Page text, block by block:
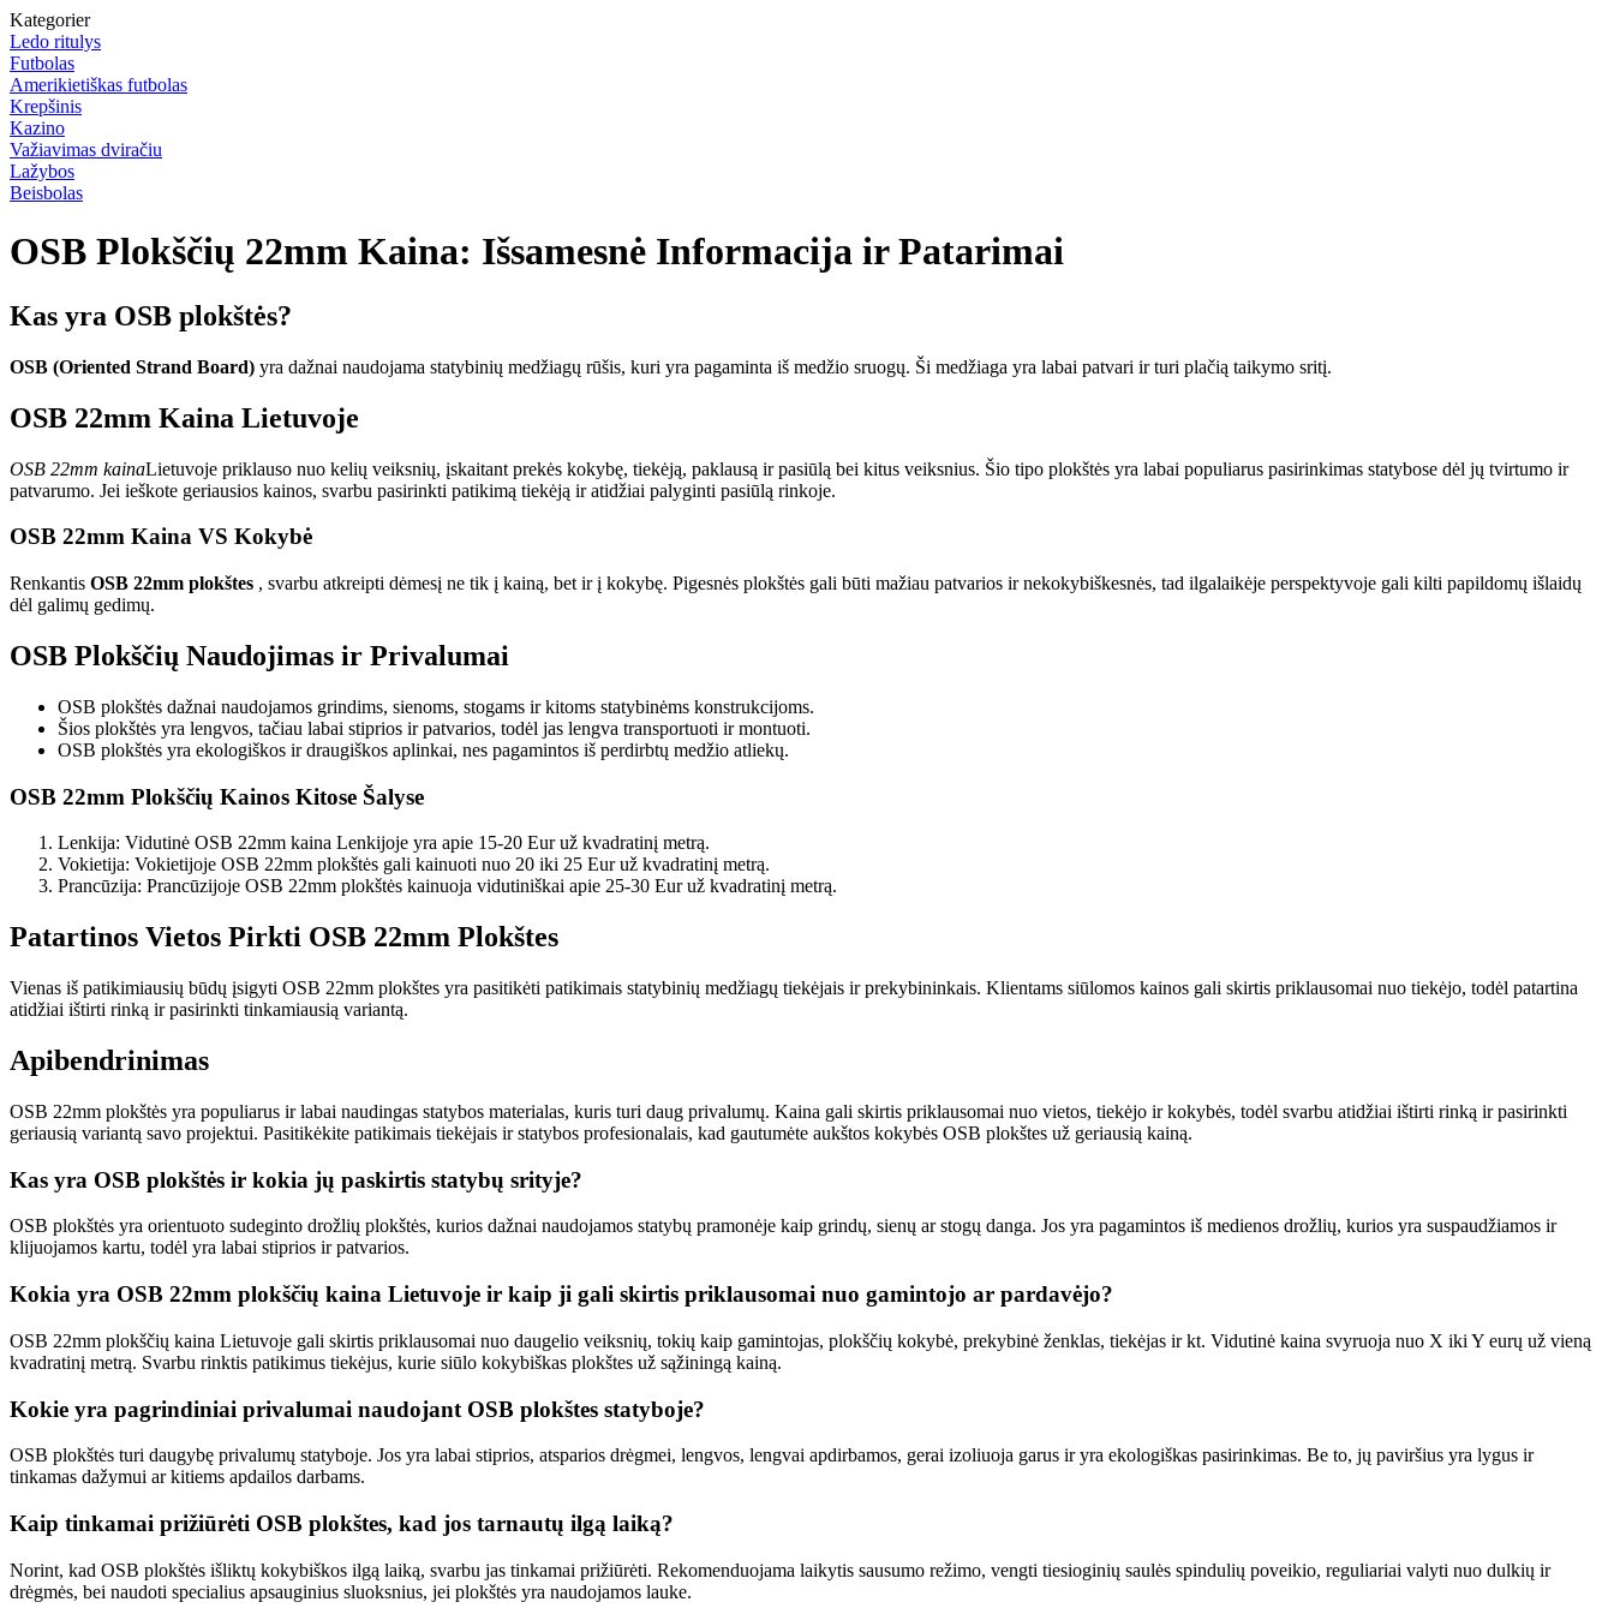
Kategorier
Ledo ritulys
Futbolas
Amerikietiškas futbolas
Krepšinis
Kazino
Važiavimas dviračiu
Lažybos
Beisbolas
OSB Plokščių 22mm Kaina: Išsamesnė Informacija ir Patarimai
Kas yra OSB plokštės?
OSB (Oriented Strand Board) yra dažnai naudojama statybinių medžiagų rūšis, kuri yra pagaminta iš medžio sruogų. Ši medžiaga yra labai patvari ir turi plačią taikymo sritį.
OSB 22mm Kaina Lietuvoje
OSB 22mm kainaLietuvoje priklauso nuo kelių veiksnių, įskaitant prekės kokybę, tiekėją, paklausą ir pasiūlą bei kitus veiksnius. Šio tipo plokštės yra labai populiarus pasirinkimas statybose dėl jų tvirtumo ir
patvarumo. Jei ieškote geriausios kainos, svarbu pasirinkti patikimą tiekėją ir atidžiai palyginti pasiūlą rinkoje.
OSB 22mm Kaina VS Kokybė
Renkantis OSB 22mm plokštes , svarbu atkreipti dėmesį ne tik į kainą, bet ir į kokybę. Pigesnės plokštės gali būti mažiau patvarios ir nekokybiškesnės, tad ilgalaikėje perspektyvoje gali kilti papildomų išlaidų
dėl galimų gedimų.
OSB Plokščių Naudojimas ir Privalumai
OSB plokštės dažnai naudojamos grindims, sienoms, stogams ir kitoms statybinėms konstrukcijoms.
Šios plokštės yra lengvos, tačiau labai stiprios ir patvarios, todėl jas lengva transportuoti ir montuoti.
OSB plokštės yra ekologiškos ir draugiškos aplinkai, nes pagamintos iš perdirbtų medžio atliekų.
OSB 22mm Plokščių Kainos Kitose Šalyse
Lenkija: Vidutinė OSB 22mm kaina Lenkijoje yra apie 15-20 Eur už kvadratinį metrą.
Vokietija: Vokietijoje OSB 22mm plokštės gali kainuoti nuo 20 iki 25 Eur už kvadratinį metrą.
Prancūzija: Prancūzijoje OSB 22mm plokštės kainuoja vidutiniškai apie 25-30 Eur už kvadratinį metrą.
Patartinos Vietos Pirkti OSB 22mm Plokštes
Vienas iš patikimiausių būdų įsigyti OSB 22mm plokštes yra pasitikėti patikimais statybinių medžiagų tiekėjais ir prekybininkais. Klientams siūlomos kainos gali skirtis priklausomai nuo tiekėjo, todėl patartina
atidžiai ištirti rinką ir pasirinkti tinkamiausią variantą.
Apibendrinimas
OSB 22mm plokštės yra populiarus ir labai naudingas statybos materialas, kuris turi daug privalumų. Kaina gali skirtis priklausomai nuo vietos, tiekėjo ir kokybės, todėl svarbu atidžiai ištirti rinką ir pasirinkti
geriausią variantą savo projektui. Pasitikėkite patikimais tiekėjais ir statybos profesionalais, kad gautumėte aukštos kokybės OSB plokštes už geriausią kainą.
Kas yra OSB plokštės ir kokia jų paskirtis statybų srityje?
OSB plokštės yra orientuoto sudeginto drožlių plokštės, kurios dažnai naudojamos statybų pramonėje kaip grindų, sienų ar stogų danga. Jos yra pagamintos iš medienos drožlių, kurios yra suspaudžiamos ir
klijuojamos kartu, todėl yra labai stiprios ir patvarios.
Kokia yra OSB 22mm plokščių kaina Lietuvoje ir kaip ji gali skirtis priklausomai nuo gamintojo ar pardavėjo?
OSB 22mm plokščių kaina Lietuvoje gali skirtis priklausomai nuo daugelio veiksnių, tokių kaip gamintojas, plokščių kokybė, prekybinė ženklas, tiekėjas ir kt. Vidutinė kaina svyruoja nuo X iki Y eurų už vieną
kvadratinį metrą. Svarbu rinktis patikimus tiekėjus, kurie siūlo kokybiškas plokštes už sąžiningą kainą.
Kokie yra pagrindiniai privalumai naudojant OSB plokštes statyboje?
OSB plokštės turi daugybę privalumų statyboje. Jos yra labai stiprios, atsparios drėgmei, lengvos, lengvai apdirbamos, gerai izoliuoja garus ir yra ekologiškas pasirinkimas. Be to, jų paviršius yra lygus ir
tinkamas dažymui ar kitiems apdailos darbams.
Kaip tinkamai prižiūrėti OSB plokštes, kad jos tarnautų ilgą laiką?
Norint, kad OSB plokštės išliktų kokybiškos ilgą laiką, svarbu jas tinkamai prižiūrėti. Rekomenduojama laikytis sausumo režimo, vengti tiesioginių saulės spindulių poveikio, reguliariai valyti nuo dulkių ir
drėgmės, bei naudoti specialius apsauginius sluoksnius, jei plokštės yra naudojamos lauke.